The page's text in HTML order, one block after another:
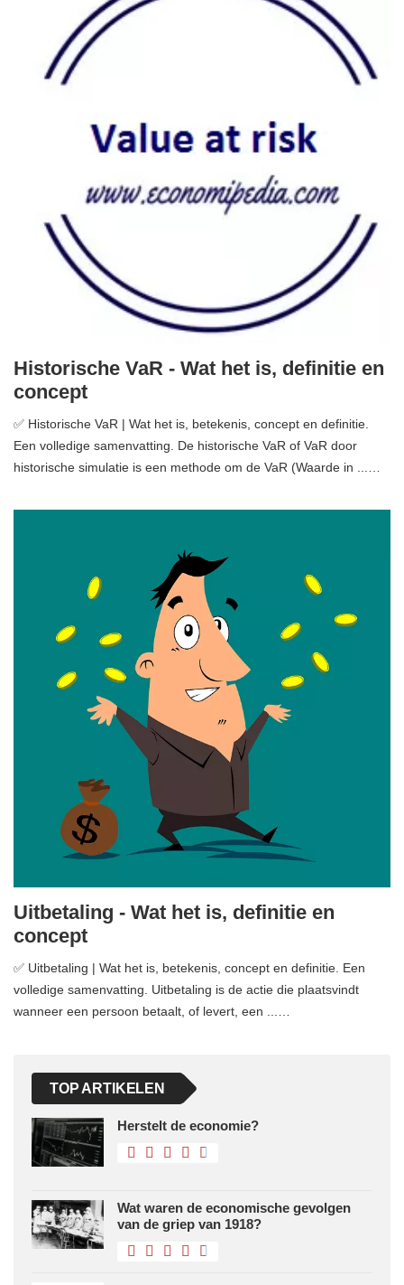
Historische VaR - Wat het is, definitie en
concept
✅ Historische VaR | Wat het is, betekenis, concept en definitie.
Een volledige samenvatting. De historische VaR of VaR door
historische simulatie is een methode om de VaR (Waarde in ...…
Uitbetaling - Wat het is, definitie en
concept
✅ Uitbetaling | Wat het is, betekenis, concept en definitie. Een
volledige samenvatting. Uitbetaling is de actie die plaatsvindt
wanneer een persoon betaalt, of levert, een ...…
TOP ARTIKELEN
Herstelt de economie?
Wat waren de economische gevolgen
van de griep van 1918?